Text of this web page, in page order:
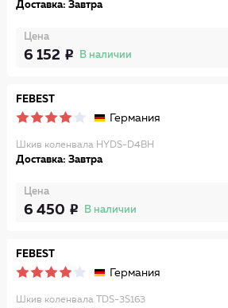
Доставка: Завтра
Цена
6 152 В наличии
FEBEST
Германия
Шкив коленвала HYDS-D4BH
Доставка: Завтра
Цена
6 450 В наличии
FEBEST
Германия
Шкив коленвала TDS-3S163